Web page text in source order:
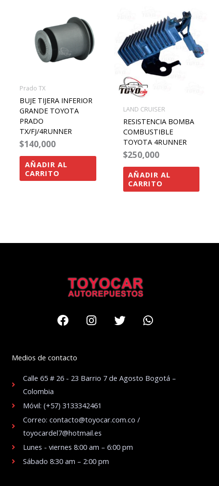
Prado TX
BUJE TIJERA INFERIOR
GRANDE TOYOTA
PRADO
TX/FJ/4RUNNER
$140,000
AÑADIR AL
CARRITO
LAND CRUISER
RESISTENCIA BOMBA
COMBUSTIBLE
TOYOTA 4RUNNER
$250,000
AÑADIR AL
CARRITO
FacebookInstagram
TwitterWhatsapp
Medios de contacto
Calle 65 # 26 - 23 Barrio 7 de Agosto Bogotá –
Colombia
Móvil: (+57) 3133342461
Correo: contacto@toyocar.com.co /
toyocardel7@hotmail.es
Lunes - viernes 8:00 am – 6:00 pm
Sábado 8:30 am – 2:00 pm